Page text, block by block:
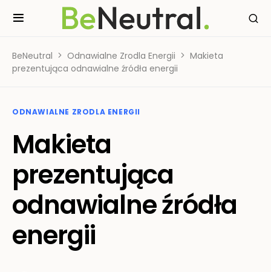
BeNeutral Odnawialne Zrodla Energii
Makieta
prezentująca odnawialne źródła energii
ODNAWIALNE ZRODLA ENERGII
Makieta
prezentująca
odnawialne źródła
energii